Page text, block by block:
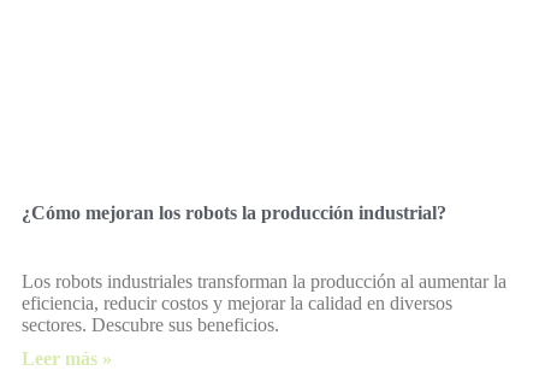
¿Cómo mejoran los robots la producción industrial?
Los robots industriales transforman la producción al aumentar la
eficiencia, reducir costos y mejorar la calidad en diversos
sectores. Descubre sus beneficios.
Leer más »